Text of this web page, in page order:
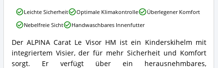
erhältlich?
ALPINA
Carat
Le
Der ALPINA Carat Le Visor HM ist ein Kinderskihelm mit
integriertem Visier, der für mehr Sicherheit und Komfort
sorgt. Er verfügt über ein herausnehmbares,
ALPINA
Carat
Le
HM
Vorteile:
Was
Leichte Sicherheit Optimale Klimakontrolle
Überlegener Komfort
Nebelfreie Sicht
Handwaschbares Innenfutter